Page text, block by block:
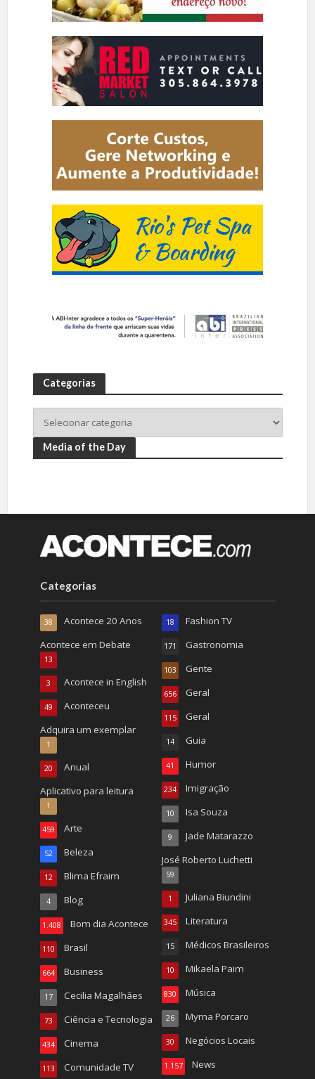
Categorias
Media of the Day
Categorias
Acontece 20 Anos
38
Acontece em Debate
13
Acontece in English
3
Aconteceu
49
Adquira um exemplar
1
Anual
20
Aplicativo para leitura
1
Arte
459
Beleza
52
Blima Efraim
12
Blog
4
Bom dia Acontece
1.408
Brasil
110
Business
664
Cecilia Magalhães
17
Ciência e Tecnologia
73
Cinema
434
Comunidade TV
113
Fashion TV
18
Gastronomia
171
Gente
103
Geral
656
Geral
115
Guia
14
Humor
41
Imigração
234
Isa Souza
10
Jade Matarazzo
9
José Roberto Luchetti
59
Juliana Biundini
1
Literatura
345
Médicos Brasileiros
15
Mikaela Paim
10
Música
830
Myrna Porcaro
26
Negócios Locais
30
News
1.157